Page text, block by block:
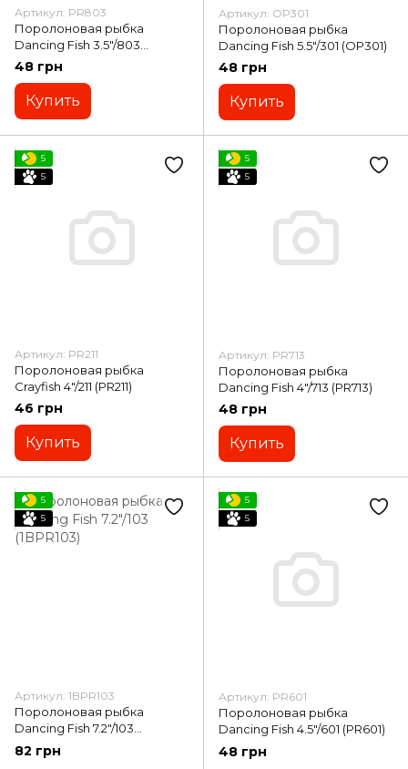
Артикул: PR803
Поролоновая рыбка
Dancing Fish 3.5"/803
(PR803)
48 грн
Купить
Артикул: OP301
Поролоновая рыбка
Dancing Fish 5.5"/301 (OP301)
48 грн
Купить
5
5
Артикул: PR211
Поролоновая рыбка
Crayfish 4"/211 (PR211)
46 грн
Купить
5
5
Артикул: PR713
Поролоновая рыбка
Dancing Fish 4"/713 (PR713)
48 грн
Купить
5
5
Артикул: 1BPR103
Поролоновая рыбка
Dancing Fish 7.2"/103
(1BPR103)
82 грн
5
5
Артикул: PR601
Поролоновая рыбка
Dancing Fish 4.5"/601 (PR601)
48 грн